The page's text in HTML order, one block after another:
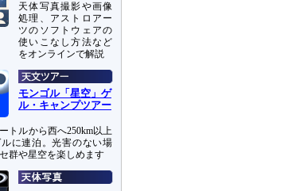
天体写真撮影や画像
処理、アストロアー
ツのソフトウェアの
使いこなし方法など
をオンラインで解説
モンゴル「星空」ゲ
ル・キャンプツアー
トルから西へ250km以上
に連泊。光害のない場
群や星空を楽しめます